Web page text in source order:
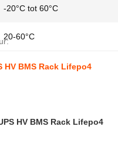
-20°C tot 60°C
20-60°C
HV BMS Rack Lifepo4
HV BMS Rack Lifepo4